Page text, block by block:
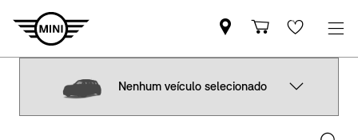
Nenhum veículo selecionado